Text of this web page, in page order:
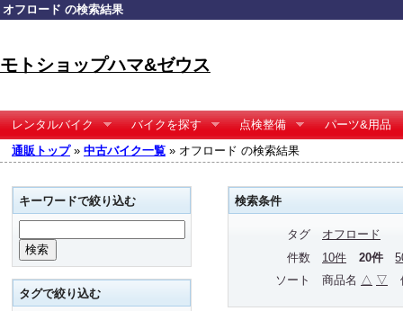
オフロード の検索結果
モトショップハマ&ゼウス
レンタルバイク バイクを探す 点検整備
パーツ&用品
通販トップ» 中古バイク一覧 » オフロード の検索結果
検索条件
タグ
オフロード
件数
10件 20件
ソート
商品名 △ ▽
キーワードで絞り込む
タグで絞り込む